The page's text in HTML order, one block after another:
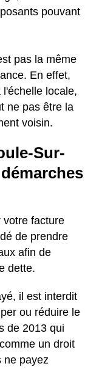
pouvant
pas la même
En effet,
l'échelle locale,
ne pas être la
voisin.
Sur-
votre facture
de prendre
afin de
dette.
il est interdit
ou réduire le
de 2013 qui
un droit
ne payez